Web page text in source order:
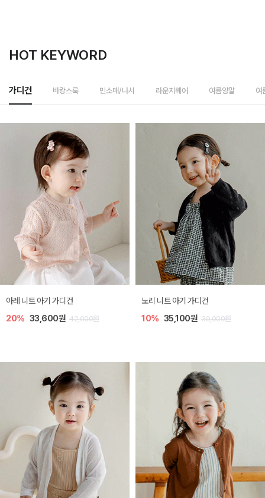
HOT KEYWORD
가디건 바캉스룩 민소매/나시 라운지웨어 여름양말 여
[SIZE ~6Y] 로메이 라운지 셋업
30% 18,200원 26,000원
밀라 아기 원피스
30% 23,800원 34,000원